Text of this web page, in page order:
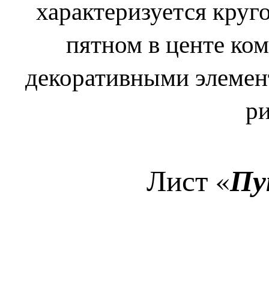
характеризуется
пятном в центе
декоративными
Лист «